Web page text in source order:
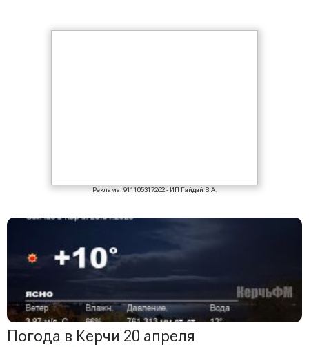
Реклама: 911105317262 - ИП Гайдай В.А.
Погода в Керчи 20 апреля